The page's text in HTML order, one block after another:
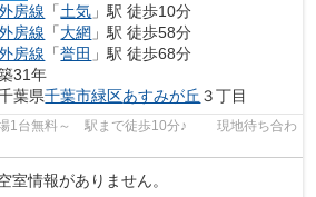
房線 「土気 」駅 徒歩10分
房線 「大網 」駅 徒歩58分
房線 「誉田 」駅 徒歩68分
31年
葉県千葉市緑区あすみが丘 ３丁目
場1台無料～ 駅まで徒歩10分♪ 現地待ち合わ
室情報がありません。